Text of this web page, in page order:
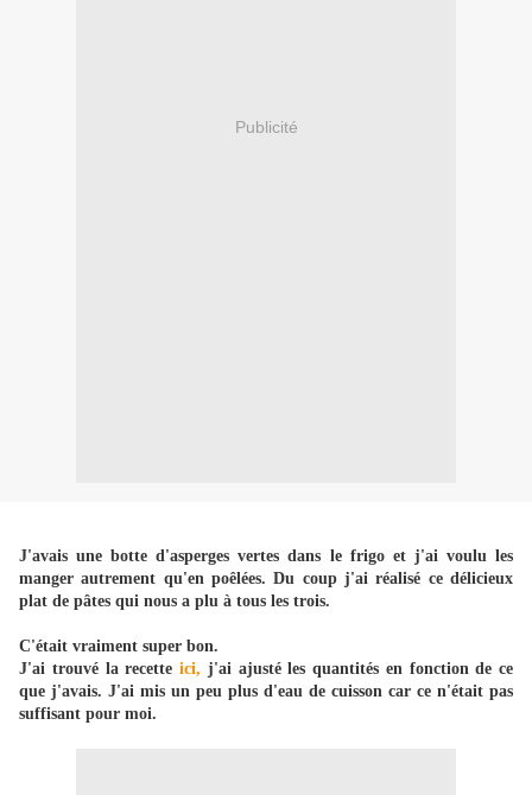
Publicité
J'avais une botte d'asperges vertes dans le frigo et j'ai voulu les
manger autrement qu'en poêlées. Du coup j'ai réalisé ce délicieux
plat de pâtes qui nous a plu à tous les trois.
C'était vraiment super bon.
J'ai trouvé la recette ici, j'ai ajusté les quantités en fonction de ce
que j'avais. J'ai mis un peu plus d'eau de cuisson car ce n'était pas
suffisant pour moi.